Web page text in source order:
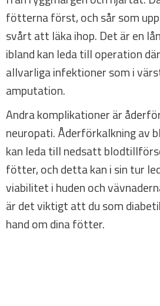
fötterna först, och sår som
svårt att läka ihop. Det är en
ibland kan leda till operation
allvarliga infektioner som i
amputation.
Andra komplikationer är
neuropati. Åderförkalkning av
kan leda till nedsatt
fötter, och detta kan i sin tur
viabilitet i huden och
är det viktigt att du som
hand om dina fötter.